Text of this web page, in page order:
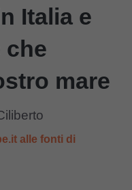
Italia e
che
mare
alle fonti di